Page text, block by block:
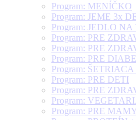
Program: MENÍČKO
Program: JEME 3x
Program: JEDLO
Program: PRE
Program: PRE
Program: PRE
Program:
Program: PRE DETI
Program: PRE
Program:
Program: PRE